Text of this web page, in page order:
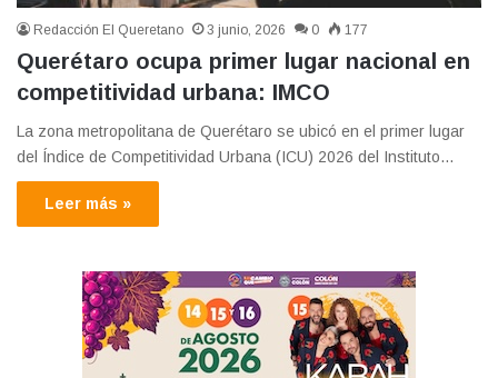
Redacción El Queretano 3 junio, 2026 0 177
Querétaro ocupa primer lugar nacional en
competitividad urbana: IMCO
La zona metropolitana de Querétaro se ubicó en el primer lugar
del Índice de Competitividad Urbana (ICU) 2026 del Instituto…
Leer más »